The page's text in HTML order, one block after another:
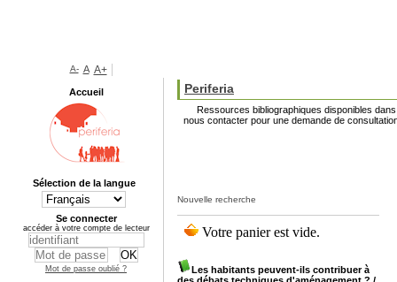
Nouvelle recherche
Les habitants peuvent-ils contribuer à
Periferia
Ressources bibliographiques disponibles
nous contacter pour une demande de
A- A A+
Accueil
Sélection de la langue
Se connecter
accéder à votre compte de lecteur
Mot de passe oublié ?